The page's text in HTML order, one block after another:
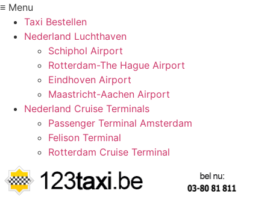
≡ Menu
Taxi Bestellen
Nederland Luchthaven
Schiphol Airport
Rotterdam-The Hague Airport
Eindhoven Airport
Maastricht-Aachen Airport
Nederland Cruise Terminals
Passenger Terminal Amsterdam
Felison Terminal
Rotterdam Cruise Terminal